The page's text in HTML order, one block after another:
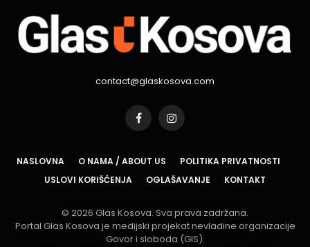
contact@glaskosova.com
FacebookInstagram
NASLOVNA O NAMA / ABOUT US
POLITIKA PRIVATNOSTI
USLOVI KORIŠĆENJA
OGLAŠAVANJE KONTAKT
© 2026 Glas Kosova. Sva prava zadržana.
Portal Glas Kosova je medijski projekat nevladine organizacije
Govor i sloboda (GIS).